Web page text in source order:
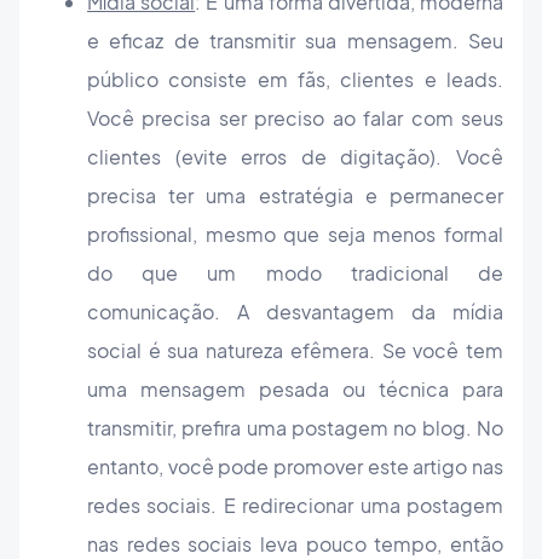
e eficaz de transmitir sua mensagem. Seu
público consiste em fãs, clientes e leads.
Você precisa ser preciso ao falar com seus
clientes (evite erros de digitação). Você
precisa ter uma estratégia e permanecer
profissional, mesmo que seja menos formal
do que um modo tradicional de
comunicação. A desvantagem da mídia
social é sua natureza efêmera. Se você tem
uma mensagem pesada ou técnica para
transmitir, prefira uma postagem no blog. No
entanto, você pode promover este artigo nas
redes sociais. E redirecionar uma postagem
nas redes sociais leva pouco tempo, então